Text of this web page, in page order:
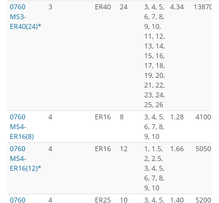
0760
MS3-
ER40(24)*
3 ER40 24
3, 4, 5,
6, 7, 8,
9, 10,
11, 12,
13, 14,
15, 16,
17, 18,
19, 20,
21, 22,
23, 24,
25, 26
4.34 13870
0760
MS4-
ER16(8)
4 ER16 8
3, 4, 5,
6, 7, 8,
9, 10
1.28 4100
0760
MS4-
ER16(12)*
4 ER16 12
1, 1.5,
2, 2.5,
3, 4, 5,
6, 7, 8,
9, 10
1.66 5050
0760 4 ER25 10 3, 4, 5, 1.40 5200